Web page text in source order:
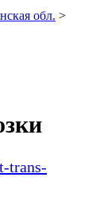
обл. >
trans-